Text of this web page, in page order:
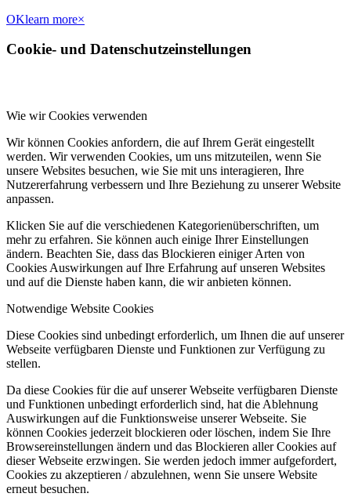
OKlearn more×
Cookie- und Datenschutzeinstellungen
Wie wir Cookies verwenden
Wir können Cookies anfordern, die auf Ihrem Gerät eingestellt
werden. Wir verwenden Cookies, um uns mitzuteilen, wenn Sie
unsere Websites besuchen, wie Sie mit uns interagieren, Ihre
Nutzererfahrung verbessern und Ihre Beziehung zu unserer Website
anpassen.
Klicken Sie auf die verschiedenen Kategorienüberschriften, um
mehr zu erfahren. Sie können auch einige Ihrer Einstellungen
ändern. Beachten Sie, dass das Blockieren einiger Arten von
Cookies Auswirkungen auf Ihre Erfahrung auf unseren Websites
und auf die Dienste haben kann, die wir anbieten können.
Notwendige Website Cookies
Diese Cookies sind unbedingt erforderlich, um Ihnen die auf unserer
Webseite verfügbaren Dienste und Funktionen zur Verfügung zu
stellen.
Da diese Cookies für die auf unserer Webseite verfügbaren Dienste
und Funktionen unbedingt erforderlich sind, hat die Ablehnung
Auswirkungen auf die Funktionsweise unserer Webseite. Sie
können Cookies jederzeit blockieren oder löschen, indem Sie Ihre
Browsereinstellungen ändern und das Blockieren aller Cookies auf
dieser Webseite erzwingen. Sie werden jedoch immer aufgefordert,
Cookies zu akzeptieren / abzulehnen, wenn Sie unsere Website
erneut besuchen.